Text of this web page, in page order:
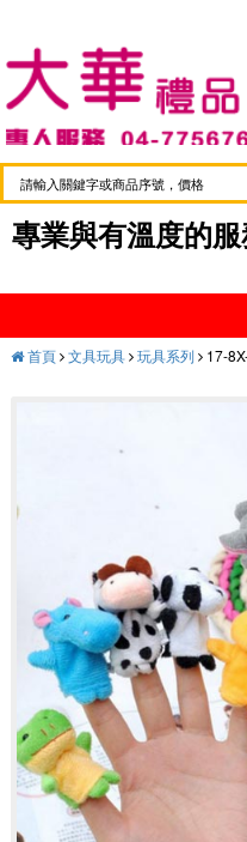
專業與有溫度的服
首頁 文具玩具 玩具系列 17-